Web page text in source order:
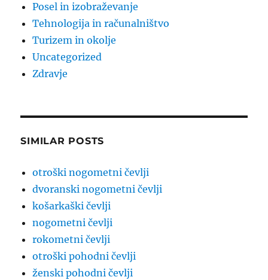
Posel in izobraževanje
Tehnologija in računalništvo
Turizem in okolje
Uncategorized
Zdravje
SIMILAR POSTS
otroški nogometni čevlji
dvoranski nogometni čevlji
košarkaški čevlji
nogometni čevlji
rokometni čevlji
otroški pohodni čevlji
ženski pohodni čevlji